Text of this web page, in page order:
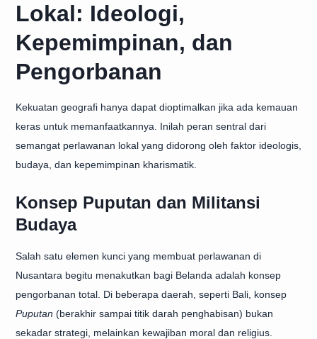
Lokal: Ideologi,
Kepemimpinan, dan
Pengorbanan
Kekuatan geografi hanya dapat dioptimalkan jika ada kemauan
keras untuk memanfaatkannya. Inilah peran sentral dari
semangat perlawanan lokal yang didorong oleh faktor ideologis,
budaya, dan kepemimpinan kharismatik.
Konsep Puputan dan Militansi
Budaya
Salah satu elemen kunci yang membuat perlawanan di
Nusantara begitu menakutkan bagi Belanda adalah konsep
pengorbanan total. Di beberapa daerah, seperti Bali, konsep
Puputan (berakhir sampai titik darah penghabisan) bukan
sekadar strategi, melainkan kewajiban moral dan religius.